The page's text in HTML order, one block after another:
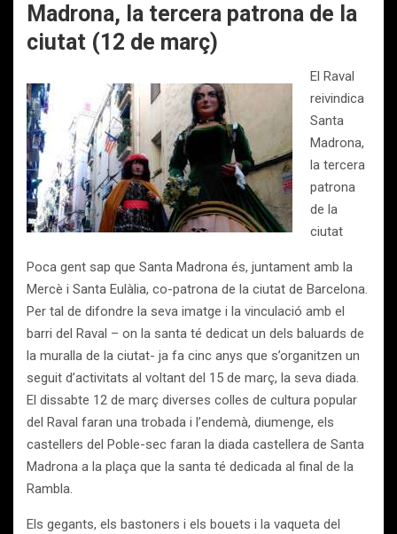
Madrona, la tercera patrona de la
ciutat (12 de març)
El Raval
reivindica
Santa
Madrona,
la tercera
patrona
de la
ciutat
Poca gent sap que Santa Madrona és, juntament amb la
Mercè i Santa Eulàlia, co-patrona de la ciutat de Barcelona.
Per tal de difondre la seva imatge i la vinculació amb el
barri del Raval – on la santa té dedicat un dels baluards de
la muralla de la ciutat- ja fa cinc anys que s’organitzen un
seguit d’activitats al voltant del 15 de març, la seva diada.
El dissabte 12 de març diverses colles de cultura popular
del Raval faran una trobada i l’endemà, diumenge, els
castellers del Poble-sec faran la diada castellera de Santa
Madrona a la plaça que la santa té dedicada al final de la
Rambla.
Els gegants, els bastoners i els bouets i la vaqueta del